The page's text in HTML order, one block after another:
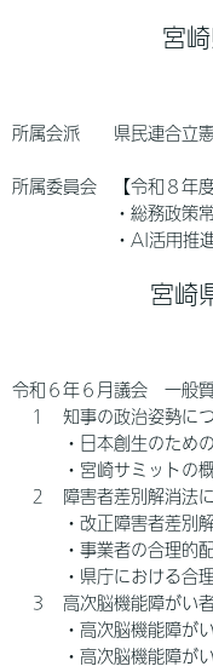
宮
所属会派 県民連合立
所属委員会 【令和８年度
・総務政策常任
・AI活用推進対
宮崎
令和６年６月議会 一般
１ 知事の政治姿勢に
・日本創生のための
・宮崎サミットの概
２ 障害者差別解消法
・改正障害者差別解
・事業者の合理的配
・県庁における合理
３ 高次脳機能障がい者
・高次脳機能障がい
・高次脳機能障がい者